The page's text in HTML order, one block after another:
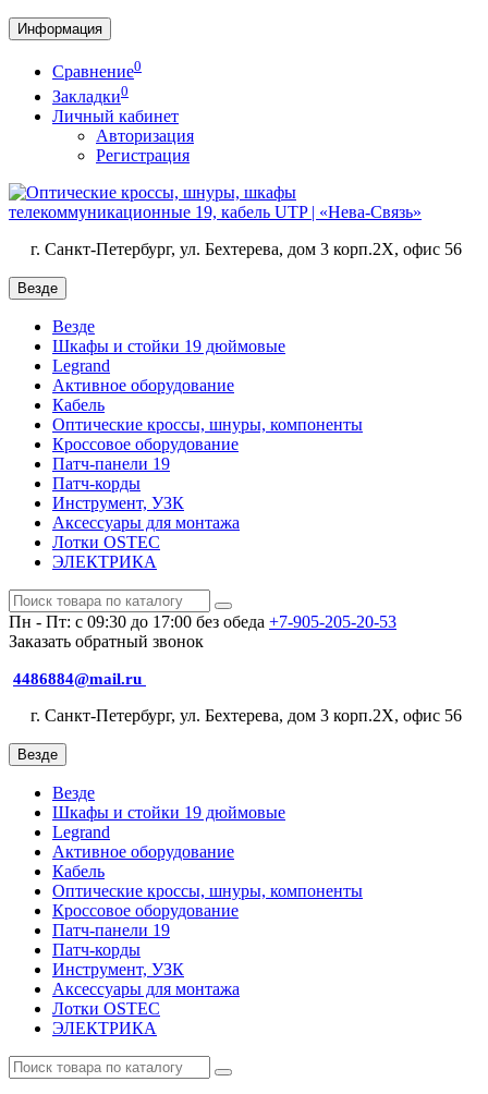
Информация
Сравнение0
Закладки0
Личный кабинет
Авторизация
Регистрация
г. Санкт-Петербург, ул. Бехтерева, дом 3 корп.2X, офис 56
Везде
Везде
Шкафы и стойки 19 дюймовые
Legrand
Активное оборудование
Кабель
Оптические кроссы, шнуры, компоненты
Кроссовое оборудование
Патч-панели 19
Патч-корды
Инструмент, УЗК
Аксессуары для монтажа
Лотки OSTEC
ЭЛЕКТРИКА
Пн - Пт: с 09:30 до 17:00 без обеда +7-905-205-20-53
Заказать обратный звонок
4486884@mail.ru
г. Санкт-Петербург, ул. Бехтерева, дом 3 корп.2X, офис 56
Везде
Везде
Шкафы и стойки 19 дюймовые
Legrand
Активное оборудование
Кабель
Оптические кроссы, шнуры, компоненты
Кроссовое оборудование
Патч-панели 19
Патч-корды
Инструмент, УЗК
Аксессуары для монтажа
Лотки OSTEC
ЭЛЕКТРИКА